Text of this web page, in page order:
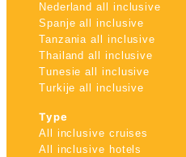
Nederland all inclusive
Spanje all inclusive
Tanzania all inclusive
Thailand all inclusive
Tunesie all inclusive
Turkije all inclusive
Type
All inclusive cruises
All inclusive hotels